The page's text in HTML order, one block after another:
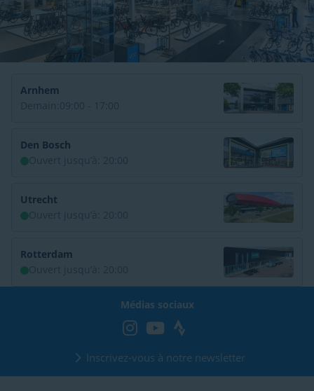
Arnhem
Den Bosch
Utrecht
Rotterdam
Médias sociaux
Inscrivez-vous à notre newsletter